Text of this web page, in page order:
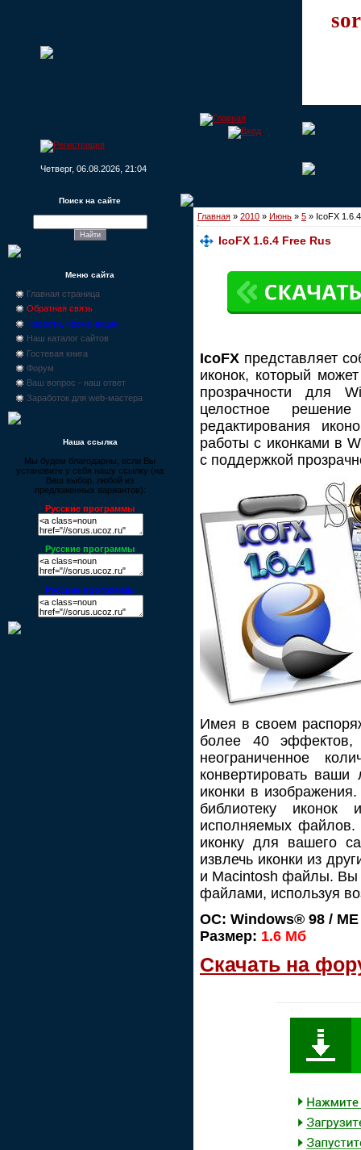
Четверг, 06.08.2026, 21:04
Поиск на сайте
Меню сайта
Главная страница
Обратная связь
Новости, промо-акции
Наш каталог сайтов
Гостевая книга
Форум
Ваш вопрос - наш ответ
Заработок для web-мастера
Наша ссылка
Мы будем благодарны, если Вы
установите у себя нашу ссылку (на
Ваш выбор, любой из
предложенных вариантов):
Русские программы
Русские программы
Русские программы
Главная » 2010 » Июнь » 5 » IcoFX
IcoFX 1.6.4 Free Rus
IcoFX представляет
иконок, который
прозрачности для
целостное
редактирования
работы с иконками в
с поддержкой
Имея в своем
более 40 эффектов,
неограниченное
конвертировать
иконки в
библиотеку иконок
исполняемых файлов.
иконку для вашего
извлечь иконки из
и Macintosh файлы. Вы
файлами, используя
ОС: Windows® 98 / ME
Размер: 1.6 Мб
Скачать на